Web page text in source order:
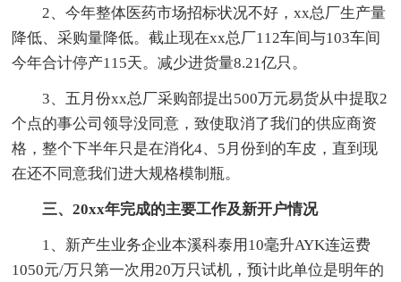
2、今年整体医药市场招标状况不好，xx总厂生产量
降低、采购量降低。截止现在xx总厂112车间与103车间
今年合计停产115天。减少进货量8.21亿只。
3、五月份xx总厂采购部提出500万元易货从中提取2
个点的事公司领导没同意，致使取消了我们的供应商资
格，整个下半年只是在消化4、5月份到的车皮，直到现
在还不同意我们进大规格模制瓶。
三、20xx年完成的主要工作及新开户情况
1、新产生业务企业本溪科泰用10毫升AYK连运费
1050元/万只第一次用20万只试机，预计此单位是明年的